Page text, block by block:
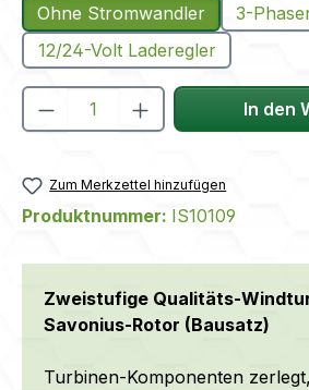
Ohne Stromwandler
3-
12/24-Volt Laderegler
Produkt Anzahl: GibIn den
Zum Merkzettel hinzufügen
Produktnummer: IS10109
Zweistufige Qualitäts-
Savonius-Rotor (Bausatz)
Turbinen-Komponenten